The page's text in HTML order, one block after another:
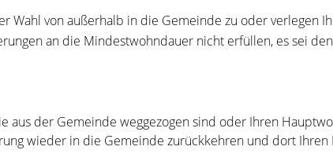
Wahl von außerhalb in die Gemeinde zu oder verlegen
an die Mindestwohndauer nicht erfüllen, es sei
aus der Gemeinde weggezogen sind oder Ihren
wieder in die Gemeinde zurückkehren und dort